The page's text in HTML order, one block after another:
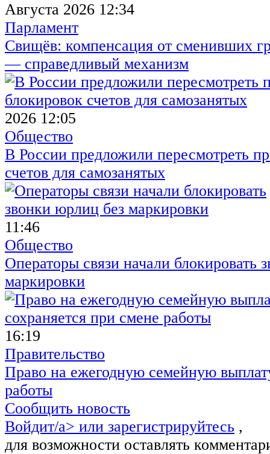
Августа 2026 12:34
Парламент
Свищёв: компенсация от сменивших
— справедливый механизм
2026 12:05
Общество
В России предложили пересмотреть
счетов для самозанятых
11:46
Общество
Операторы связи начали блокировать
маркировки
16:19
Правительство
Право на ежегодную семейную
работы
Сообщить новость
Войдит/a> или зарегистрируйтесь ,
для возможности оставлять